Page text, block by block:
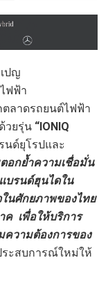
ปญ
ฟฟ้า
ตลาดรถยนต์ไฟฟ้า
วยรุ่น “IONIQ
นด์ยุโรปและ
อกย้ำความเชื่อมั่น
บรนด์ฮุนไดใน
ในศักยภาพของไทย
ค เพื่อให้บริการ
ความต้องการของ
ะสบการณ์ใหม่ให้